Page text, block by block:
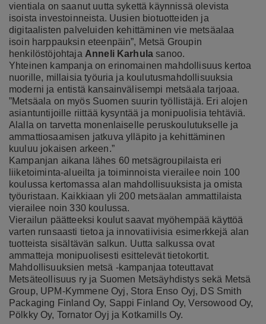
vientiala on saanut uutta sykettä käynnissä olevista
isoista investoinneista. Uusien biotuotteiden ja
digitaalisten palveluiden kehittäminen vie metsäalaa
isoin harppauksin eteenpäin”, Metsä Groupin
henkilöstöjohtaja Anneli Karhula sanoo.
Yhteinen kampanja on erinomainen mahdollisuus kertoa
nuorille, millaisia työuria ja koulutusmahdollisuuksia
moderni ja entistä kansainvälisempi metsäala tarjoaa.
”Metsäala on myös Suomen suurin työllistäjä. Eri alojen
asiantuntijoille riittää kysyntää ja monipuolisia tehtäviä.
Alalla on tarvetta monenlaiselle peruskoulutukselle ja
ammattiosaamisen jatkuva ylläpito ja kehittäminen
kuuluu jokaisen arkeen.”
Kampanjan aikana lähes 60 metsägroupilaista eri
liiketoiminta-alueilta ja toiminnoista vierailee noin 100
koulussa kertomassa alan mahdollisuuksista ja omista
työuristaan. Kaikkiaan yli 200 metsäalan ammattilaista
vierailee noin 330 koulussa.
Vierailun päätteeksi koulut saavat myöhempää käyttöä
varten runsaasti tietoa ja innovatiivisia esimerkkejä alan
tuotteista sisältävän salkun. Uutta salkussa ovat
ammatteja monipuolisesti esittelevät tietokortit.
Mahdollisuuksien metsä -kampanjaa toteuttavat
Metsäteollisuus ry ja Suomen Metsäyhdistys sekä Metsä
Group, UPM-Kymmene Oyj, Stora Enso Oyj, DS Smith
Packaging Finland Oy, Sappi Finland Oy, Versowood Oy,
Pölkky Oy, Tornator Oyj ja Kotkamills Oy.